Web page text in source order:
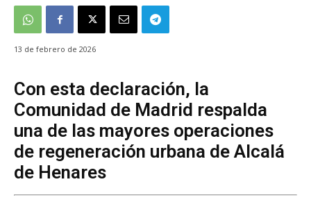
13 de febrero de 2026
Con esta declaración, la
Comunidad de Madrid respalda
una de las mayores operaciones
de regeneración urbana de Alcalá
de Henares